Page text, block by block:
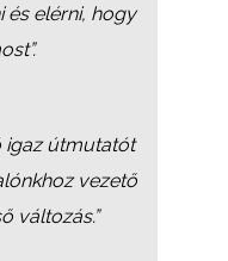
és elérni, hogy
igaz útmutatót
vezető
változás.”